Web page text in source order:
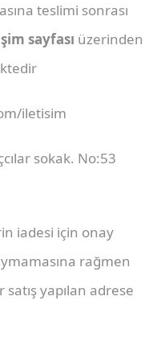
teslimi sonrası
sayfası üzerinden
iletisim
sokak. No:53
iadesi için onay
rağmen
yapılan adrese